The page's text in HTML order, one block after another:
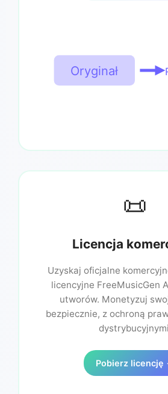
Oryginał
📜
Licencja
Uzyskaj oficjalne
licencyjne FreeMusicGen
utworów. Monetyzuj
bezpiecznie, z ochroną
Pobierz licencję